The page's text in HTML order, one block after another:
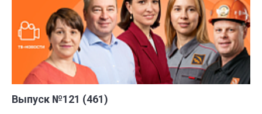
Выпуск №121 (461)